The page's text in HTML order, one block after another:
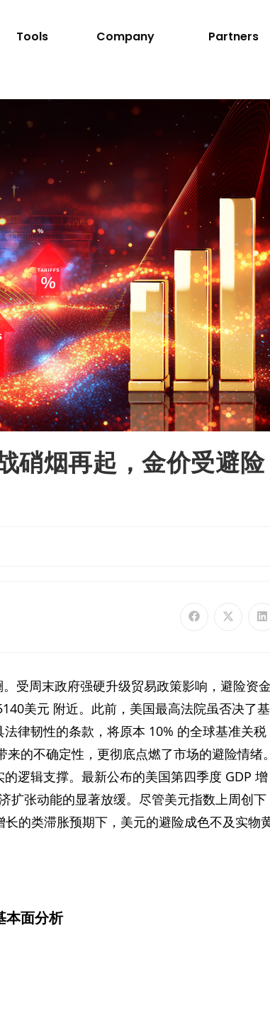
Tools Company Partners
硝烟再起，金价受避险
受周末政府强硬升级贸易政策影响，避险资金
美元 附近。此前，美国最高法院虽否决了基
律韧性的条款，将原本 10% 的全球基准关税
的不确定性，更彻底点燃了市场的避险情绪。
逻辑支撑。最新公布的美国第四季度 GDP 增
扩张动能的显著放缓。尽管美元指数上周创下
的类滞胀预期下，美元的避险成色不及实物
本面分析